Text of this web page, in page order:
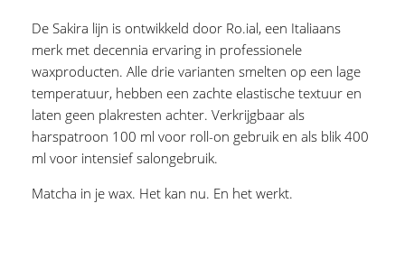
De Sakira lijn is ontwikkeld door Ro.ial, een Italiaans
merk met decennia ervaring in professionele
waxproducten. Alle drie varianten smelten op een lage
temperatuur, hebben een zachte elastische textuur en
laten geen plakresten achter. Verkrijgbaar als
harspatroon 100 ml voor roll-on gebruik en als blik 400
ml voor intensief salongebruik.
Matcha in je wax. Het kan nu. En het werkt.